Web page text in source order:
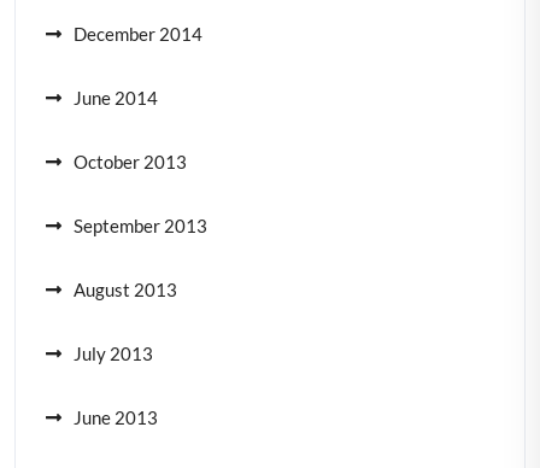
December 2014
June 2014
October 2013
September 2013
August 2013
July 2013
June 2013